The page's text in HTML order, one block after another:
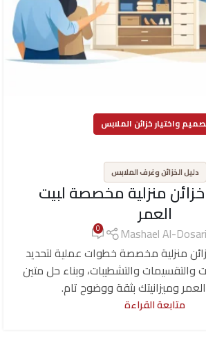
واختيار خزائن الملابس
دليل الخزائن وغرف الملابس
خزائن منزلية مخصصة لبيت
العمر
Mashael Al-Dosari
0
منزلية مخصصة خطوات عملية لتحديد
والتقسيمات والتشطيبات، وبناء حل متين
وميزانيتك بثقة ووضوح تام.
متابعة القراءة